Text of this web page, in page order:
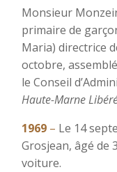
Monsieur
primaire de
Maria) directrice
octobre,
le Conseil
Haute-Marne
1969 – Le 14
Grosjean, âgé de
voiture.